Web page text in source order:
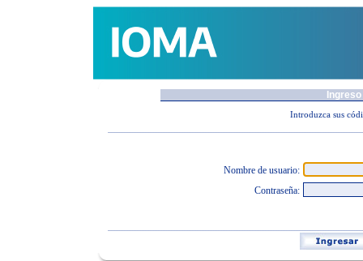
Introduzca sus
Nombre de usuario:
Contraseña: